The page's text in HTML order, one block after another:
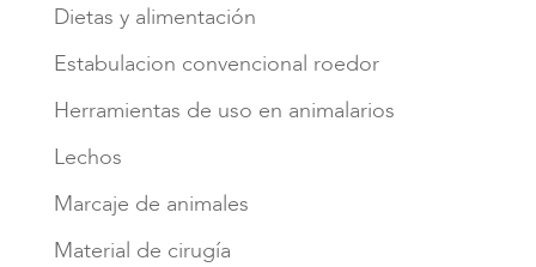
Dietas y alimentación
Estabulacion convencional roedor
Herramientas de uso en animalarios
Lechos
Marcaje de animales
Material de cirugía